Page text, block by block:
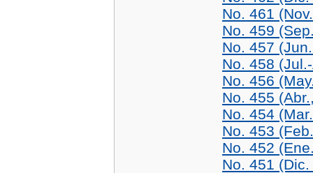
No. 461
No. 459
No. 457
No. 458
No. 456
No. 455
No. 454
No. 453
No. 452
No. 451